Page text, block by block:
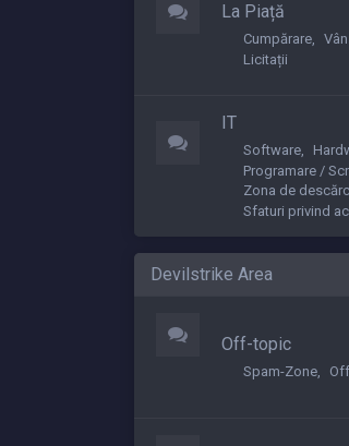
La Piață
Cumpărare
Licitații
IT
Software
Programare /
Zona de
Sfaturi privind
Devilstrike Area
Off-topic
Spam-Zone